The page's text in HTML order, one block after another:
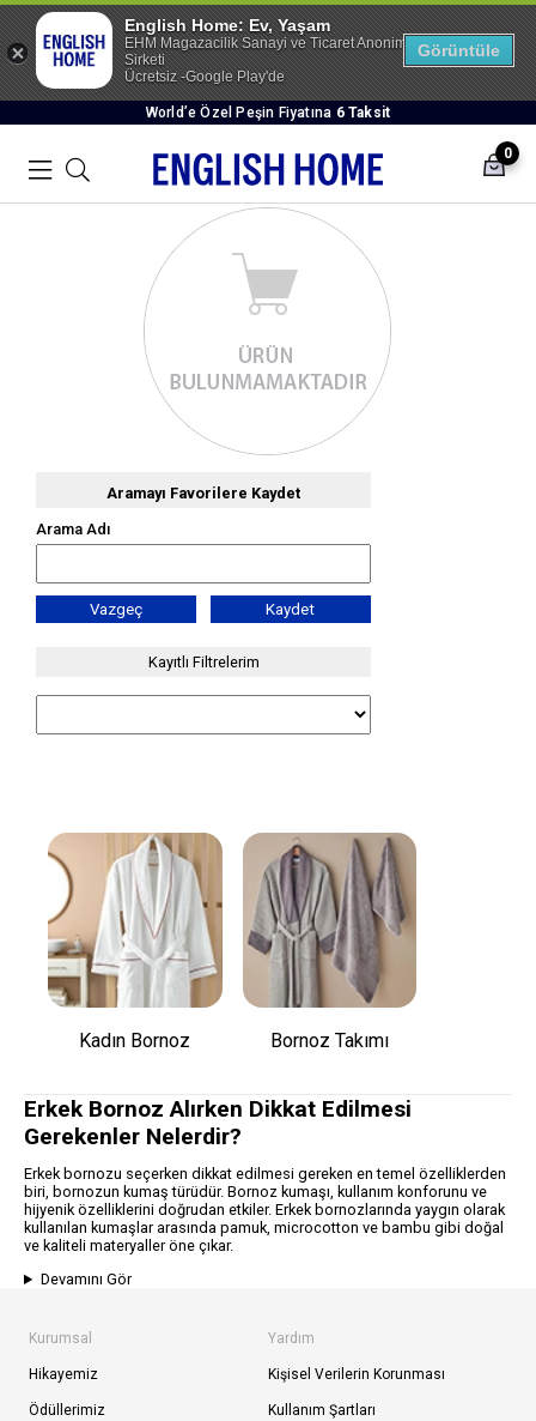
World’e Özel Peşin Fiyatına 6 Taksit
0
Aramayı Favorilere Kaydet
Arama Adı
Vazgeç Kaydet
Kayıtlı Filtrelerim
Kadın Bornoz Bornoz Takımı
Erkek Bornoz Alırken Dikkat Edilmesi
Gerekenler Nelerdir?
Erkek bornozu seçerken dikkat edilmesi gereken en temel özelliklerden
biri, bornozun kumaş türüdür. Bornoz kumaşı, kullanım konforunu ve
hijyenik özelliklerini doğrudan etkiler. Erkek bornozlarında yaygın olarak
kullanılan kumaşlar arasında pamuk, microcotton ve bambu gibi doğal
ve kaliteli materyaller öne çıkar.
Devamını Gör
Kurumsal
Hikayemiz
Ödüllerimiz
Yardım
Kişisel Verilerin Korunması
Kullanım Şartları
English Home: Ev, Yaşam
EHM Magazacilik Sanayi ve Ticaret Anonim
Sirketi
Ücretsiz -Google Play'de
Görüntüle